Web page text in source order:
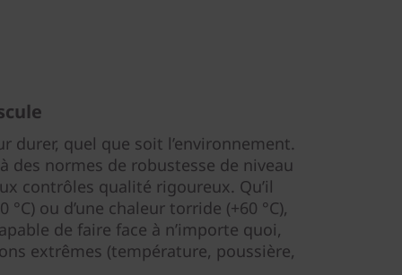
durer, quel que soit l’environnement.
normes de robustesse de niveau
contrôles qualité rigoureux. Qu’il
°C) ou d’une chaleur torride (+60 °C),
de faire face à n’importe quoi,
extrêmes (température, poussière,